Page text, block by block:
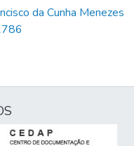
da Cunha Menezes